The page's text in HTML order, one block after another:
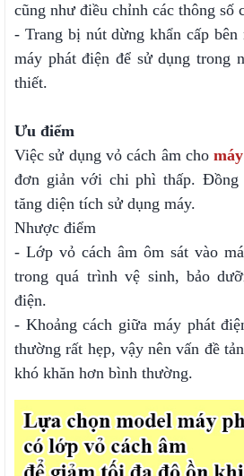
cũng như điều chỉnh các thông số
- Trang bị nút dừng khẩn cấp bên
máy phát điện để sử dụng trong
thiết.
Ưu điểm
Việc sử dụng vỏ cách âm cho
đơn giản với chi phì thấp. Đồng
tăng diện tích sử dụng máy.
Nhược điểm
- Lớp vỏ cách âm ôm sát vào
trong quá trình vệ sinh, bảo
điện.
- Khoảng cách giữa máy phát
thường rất hẹp, vậy nên vấn đề
khó khăn hơn bình thường.